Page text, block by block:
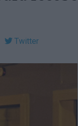
Twitter